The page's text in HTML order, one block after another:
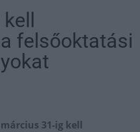
felsőoktatási
31-ig kell